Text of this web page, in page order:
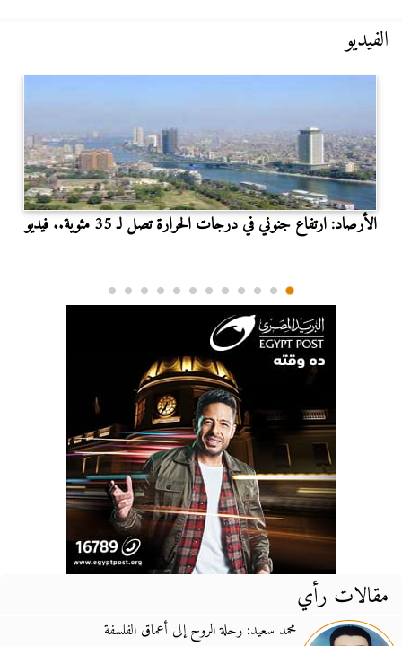
الفيديو
الأرصاد: ارتفاع جنوني في درجات الحرارة تصل لـ 35 مئوية.. فيديو
مقالات رأي
محمد سعيد: رحلة الروح إلى أعماق الفلسفة